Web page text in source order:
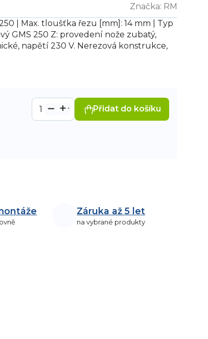
Značka: RM
Přidat do košíku
| Max. tloušťka řezu [mm]: 14 mm | Typ
GMS 250 Z: provedení nože zubatý,
napětí 230 V. Nerezová konstrukce,
Záruka až 5 let
na vybrané produkty